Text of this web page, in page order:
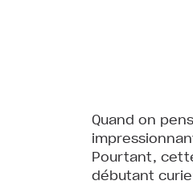
Quand on
Pourtant,
débutant